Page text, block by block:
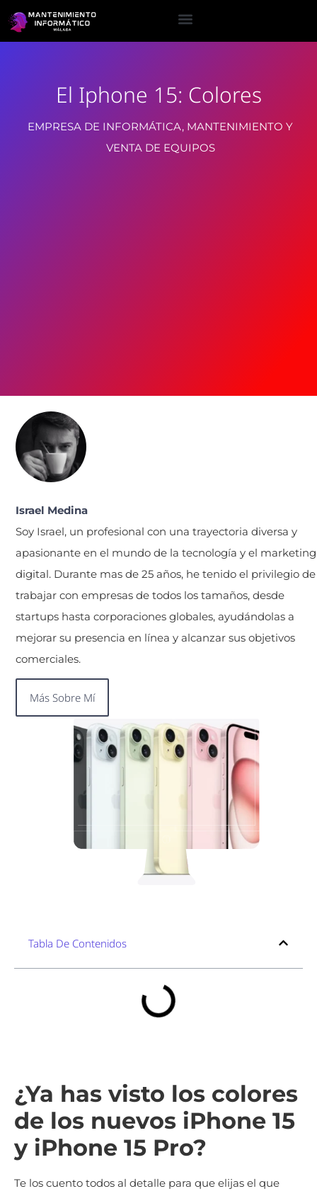
El Iphone 15: Colores
EMPRESA DE INFORMÁTICA, MANTENIMIENTO Y
VENTA DE EQUIPOS
Israel Medina
Soy Israel, un profesional con una trayectoria diversa y
apasionante en el mundo de la tecnología y el marketing
digital. Durante mas de 25 años, he tenido el privilegio de
trabajar con empresas de todos los tamaños, desde
startups hasta corporaciones globales, ayudándolas a
mejorar su presencia en línea y alcanzar sus objetivos
comerciales.
Más Sobre Mí
Tabla De Contenidos
¿Ya has visto los colores
de los nuevos iPhone 15
y iPhone 15 Pro?
Te los cuento todos al detalle para que elijas el que